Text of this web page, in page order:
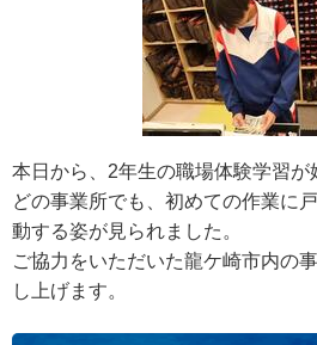
本日から、2年生の職場体験学習が
どの事業所でも、初めての作業に
動する姿が見られました。
ご協力をいただいた龍ケ崎市内の
し上げます。